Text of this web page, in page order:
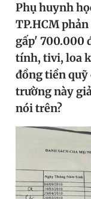
Video
Sản phẩm khác
Tiện ích
Thông tin tòa
Phụ huynh
TP.HCM
gấp' 700.000
tính, tivi, loa
đồng tiền quỹ
trường này
nói trên?